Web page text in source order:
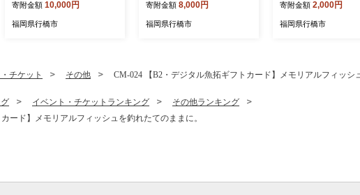
尾）
寄附金額 10,000円
福岡県行橋市
ット】
寄附金額 8,000円
福岡県行橋市
寄附金額 2,000円
福岡県行橋市
チケット その他 CM-024 【B2・デジタル魚拓ギフトカード】メモリアルフィッシ
イベント・チケットランキング
その他ランキング
ード】メモリアルフィッシュを釣れたてのままに。